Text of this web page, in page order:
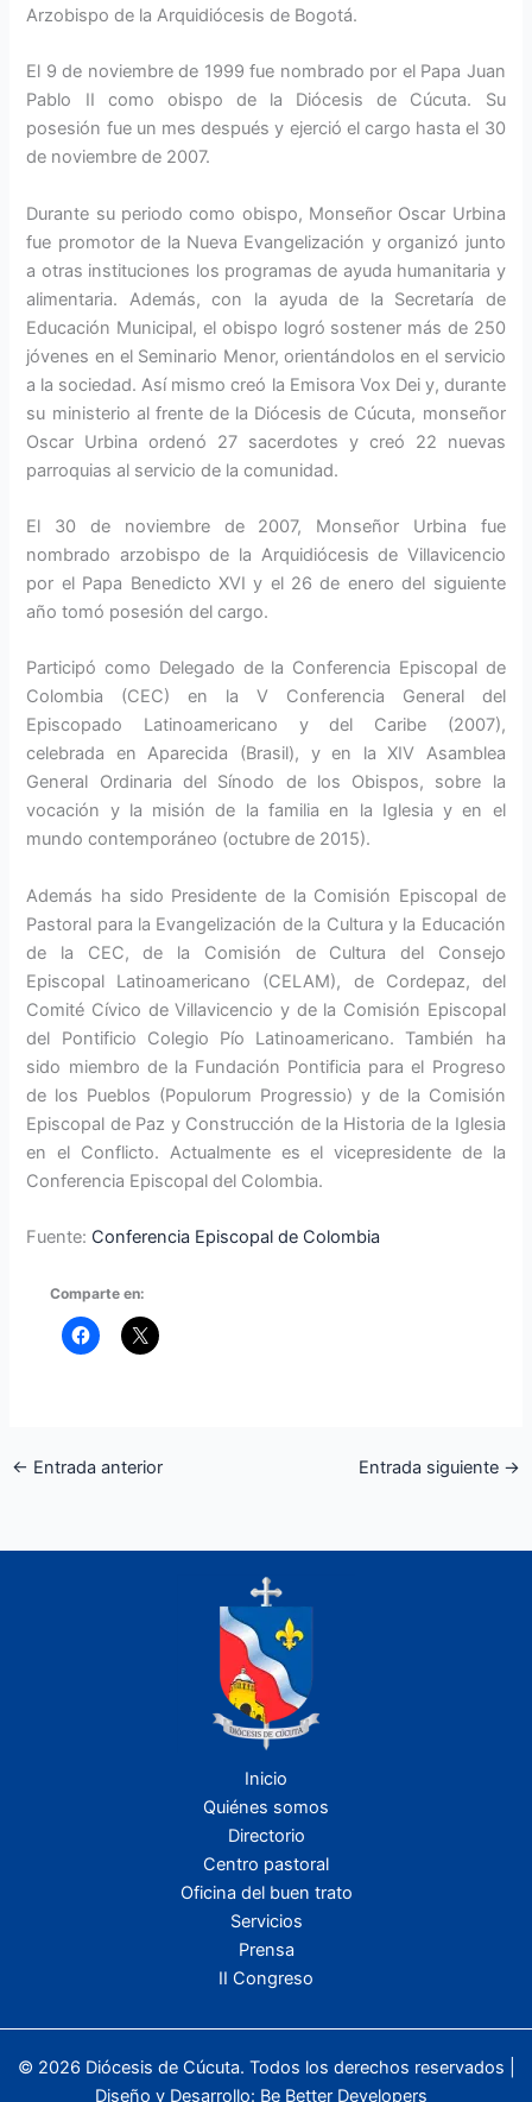
Arzobispo de la Arquidiócesis de Bogotá.
El 9 de noviembre de 1999 fue nombrado por el Papa Juan
Pablo II como obispo de la Diócesis de Cúcuta. Su
posesión fue un mes después y ejerció el cargo hasta el 30
de noviembre de 2007.
Durante su periodo como obispo, Monseñor Oscar Urbina
fue promotor de la Nueva Evangelización y organizó junto
a otras instituciones los programas de ayuda humanitaria y
alimentaria. Además, con la ayuda de la Secretaría de
Educación Municipal, el obispo logró sostener más de 250
jóvenes en el Seminario Menor, orientándolos en el servicio
a la sociedad. Así mismo creó la Emisora Vox Dei y, durante
su ministerio al frente de la Diócesis de Cúcuta, monseñor
Oscar Urbina ordenó 27 sacerdotes y creó 22 nuevas
parroquias al servicio de la comunidad.
El 30 de noviembre de 2007, Monseñor Urbina fue
nombrado arzobispo de la Arquidiócesis de Villavicencio
por el Papa Benedicto XVI y el 26 de enero del siguiente
año tomó posesión del cargo.
Participó como Delegado de la Conferencia Episcopal de
Colombia (CEC) en la V Conferencia General del
Episcopado Latinoamericano y del Caribe (2007),
celebrada en Aparecida (Brasil), y en la XIV Asamblea
General Ordinaria del Sínodo de los Obispos, sobre la
vocación y la misión de la familia en la Iglesia y en el
mundo contemporáneo (octubre de 2015).
Además ha sido Presidente de la Comisión Episcopal de
Pastoral para la Evangelización de la Cultura y la Educación
de la CEC, de la Comisión de Cultura del Consejo
Episcopal Latinoamericano (CELAM), de Cordepaz, del
Comité Cívico de Villavicencio y de la Comisión Episcopal
del Pontificio Colegio Pío Latinoamericano. También ha
sido miembro de la Fundación Pontificia para el Progreso
de los Pueblos (Populorum Progressio) y de la Comisión
Episcopal de Paz y Construcción de la Historia de la Iglesia
en el Conflicto. Actualmente es el vicepresidente de la
Conferencia Episcopal del Colombia.
Fuente: Conferencia Episcopal de Colombia
Comparte en:
← Entrada anterior Entrada siguiente →
Inicio
Quiénes somos
Directorio
Centro pastoral
Oficina del buen trato
Servicios
Prensa
II Congreso
© 2026 Diócesis de Cúcuta. Todos los derechos reservados |
Diseño y Desarrollo: Be Better Developers